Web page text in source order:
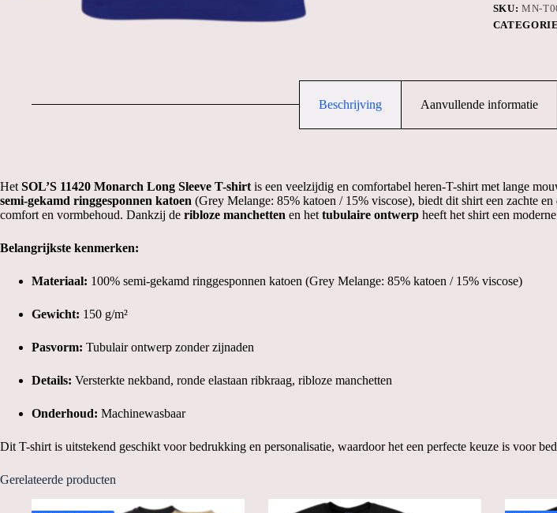
aantal
SKU:MN-
Beschrijving Aanvullende informatie
Het SOL’S 11420 Monarch Long Sleeve T-shirt is een veelzijdig en comfortabel heren-T-shirt met lange
semi-gekamd ringgesponnen katoen (Grey Melange: 85% katoen / 15% viscose), biedt dit shirt een zachte
comfort en vormbehoud. Dankzij de ribloze manchetten en het tubulaire ontwerp heeft het shirt een
Belangrijkste kenmerken:
Materiaal: 100% semi-gekamd ringgesponnen katoen (Grey Melange: 85% katoen / 15% viscose)
Gewicht: 150 g/m²
Pasvorm: Tubulair ontwerp zonder zijnaden
Details: Versterkte nekband, ronde elastaan ribkraag, ribloze manchetten
Onderhoud: Machinewasbaar
Dit T-shirt is uitstekend geschikt voor bedrukking en personalisatie, waardoor het een perfecte keuze is voor
Gerelateerde producten